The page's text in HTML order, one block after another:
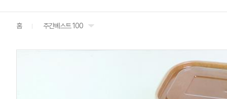
홈 주간베스트 100